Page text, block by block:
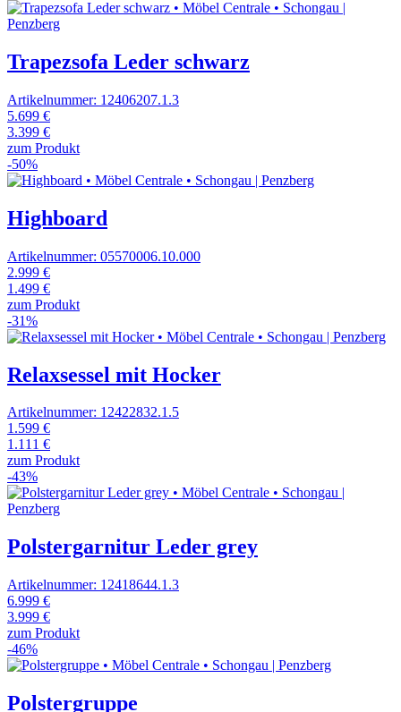
Trapezsofa Leder schwarz
Artikelnummer: 12406207.1.3
5.699 €
3.399 €
zum Produkt
-50%
Highboard
Artikelnummer: 05570006.10.000
2.999 €
1.499 €
zum Produkt
-31%
Relaxsessel mit Hocker
Artikelnummer: 12422832.1.5
1.599 €
1.111 €
zum Produkt
-43%
Polstergarnitur Leder grey
Artikelnummer: 12418644.1.3
6.999 €
3.999 €
zum Produkt
-46%
Polstergruppe